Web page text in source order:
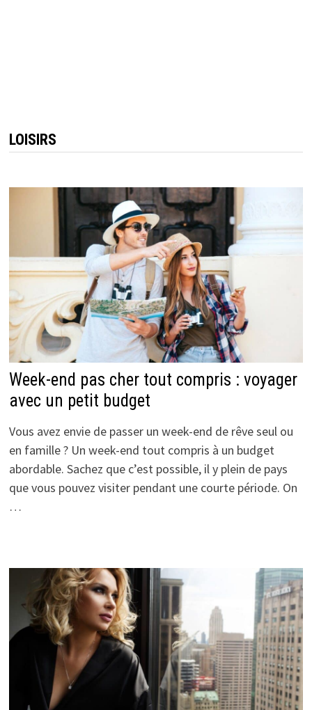
LOISIRS
Week-end pas cher tout compris : voyager
avec un petit budget
Vous avez envie de passer un week-end de rêve seul ou
en famille ? Un week-end tout compris à un budget
abordable. Sachez que c’est possible, il y plein de pays
que vous pouvez visiter pendant une courte période. On
…